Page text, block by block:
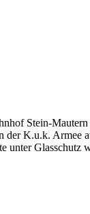
Stein-
der K.u.k. Armee